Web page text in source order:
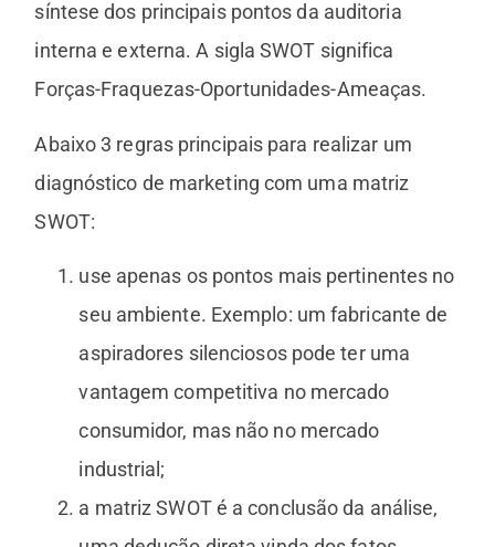
síntese dos principais pontos da auditoria
interna e externa. A sigla SWOT significa
Forças-Fraquezas-Oportunidades-Ameaças.
Abaixo 3 regras principais para realizar um
diagnóstico de marketing com uma matriz
SWOT:
use apenas os pontos mais pertinentes no
seu ambiente. Exemplo: um fabricante de
aspiradores silenciosos pode ter uma
vantagem competitiva no mercado
consumidor, mas não no mercado
industrial;
a matriz SWOT é a conclusão da análise,